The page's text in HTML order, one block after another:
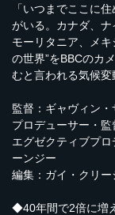
「いつまでここに
がいる。カナダ、ナ
モーリタニア、メ
の世界”をBBCのカ
むと言われる気候変
監督：ギャヴィン
プロデューサー・
エグゼクティブプ
ーンジー
編集：ガイ・クリ
◆40年間で2倍に増